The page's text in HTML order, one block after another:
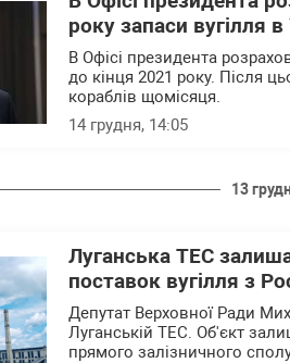
року запаси вугілля
В Офісі президента
до кінця 2021 року. Після
кораблів щомісяця.
14 грудня, 14:05
13
Луганська ТЕС
поставок вугілля з
Депутат Верховної Ради
Луганській ТЕС. Об'єкт
прямого залізничного